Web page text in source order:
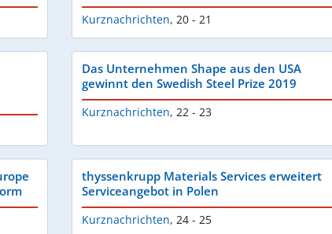
Kurznachrichten, 20 - 21
Das Unternehmen Shape aus den USA
gewinnt den Swedish Steel Prize 2019
Kurznachrichten, 22 - 23
thyssenkrupp Materials Services erweitert
Serviceangebot in Polen
Kurznachrichten, 24 - 25